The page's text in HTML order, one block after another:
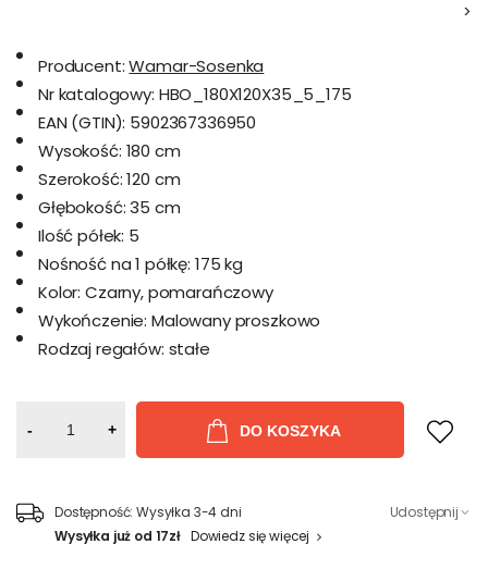
>
Producent: Wamar-Sosenka
Nr katalogowy: HBO_180X120X35_5_175
EAN (GTIN): 5902367336950
Wysokość: 180 cm
Szerokość: 120 cm
Głębokość: 35 cm
Ilość półek: 5
Nośność na 1 półkę: 175 kg
Kolor: Czarny, pomarańczowy
Wykończenie: Malowany proszkowo
Rodzaj regałów: stałe
- + DO KOSZYKA
Dostępność: Wysyłka 3-4 dni
Wysyłka już od 17zł Dowiedz się więcej
Udostępnij